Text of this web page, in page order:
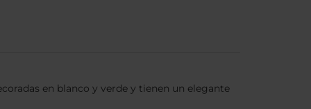
en blanco y verde y tienen un elegante